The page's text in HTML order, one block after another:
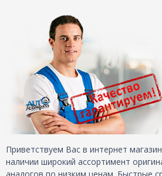
Приветствуем Вас в интернет
наличии широкий ассортимент